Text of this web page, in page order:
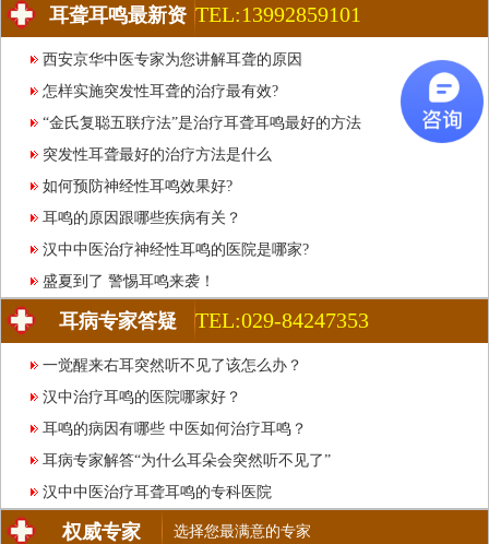
耳聋耳鸣最新资
讯
TEL:13992859101
西安京华中医专家为您讲解耳聋的原因
怎样实施突发性耳聋的治疗最有效?
“金氏复聪五联疗法”是治疗耳聋耳鸣最好的方法
突发性耳聋最好的治疗方法是什么
如何预防神经性耳鸣效果好?
耳鸣的原因跟哪些疾病有关？
汉中中医治疗神经性耳鸣的医院是哪家?
盛夏到了 警惕耳鸣来袭！
耳病专家答疑 TEL:029-84247353
一觉醒来右耳突然听不见了该怎么办？
汉中治疗耳鸣的医院哪家好？
耳鸣的病因有哪些 中医如何治疗耳鸣？
耳病专家解答“为什么耳朵会突然听不见了”
汉中中医治疗耳聋耳鸣的专科医院
权威专家 选择您最满意的专家